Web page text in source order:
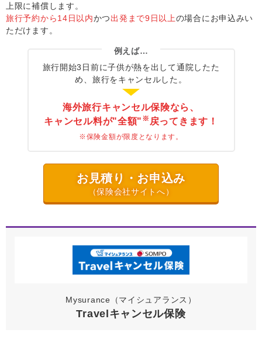
上限に補償します。
旅行予約から14日以内かつ出発まで9日以上の場合にお申込みい
ただけます。
例えば…
旅行開始3日前に子供が熱を出して通院したた
め、旅行をキャンセルした。
海外旅行キャンセル保険なら、
キャンセル料が"全額" ※ 戻ってきます！
※保険金額が限度となります。
お見積り・お申込み
（保険会社サイトへ）
Mysurance（マイシュアランス）
Travelキャンセル保険